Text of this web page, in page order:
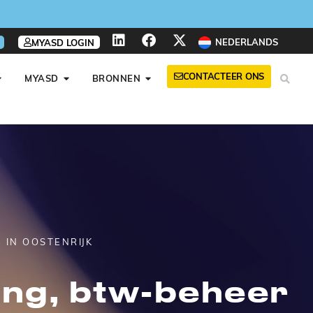
MYASD LOGIN NEDERLANDS
MYASD BRONNEN CONTACTEER ONS
OOSTENRIJK
btw-beheer